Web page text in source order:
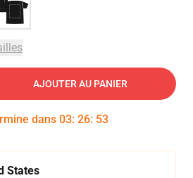
AJOUTER AU PANIER
dans 03: 26: 53
States